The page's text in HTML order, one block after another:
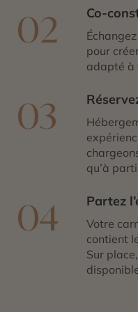
02 Co-
pour
adapté à
03
qu’à
04 Partez
Votre
contient
Sur